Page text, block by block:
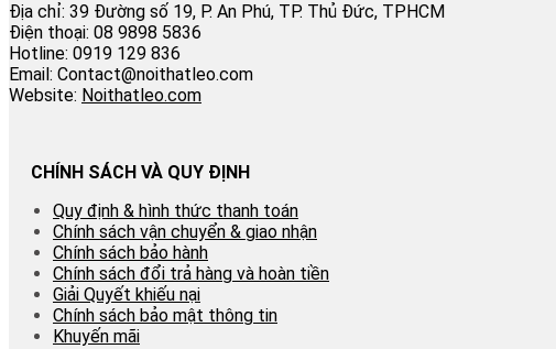
Địa chỉ: 39 Đường số 19, P. An Phú, TP. Thủ Đức, TPHCM
Điện thoại: 08 9898 5836
Hotline: 0919 129 836
Email: Contact@noithatleo.com
Website: Noithatleo.com
CHÍNH SÁCH VÀ QUY ĐỊNH
Quy định & hình thức thanh toán
Chính sách vận chuyển & giao nhận
Chính sách bảo hành
Chính sách đổi trả hàng và hoàn tiền
Giải Quyết khiếu nại
Chính sách bảo mật thông tin
Khuyến mãi